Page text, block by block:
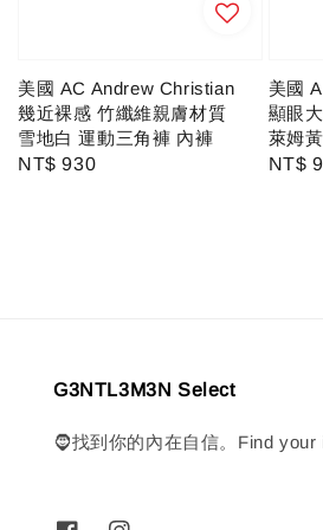
美國 AC Andrew Christian
幾近裸感 竹纖維親膚材質
雪地白 運動三角褲 內褲
Regular
NT$ 930
美國
顯眼
萊姆
NT$
G3NTL3M3N Select
🧔找到你的內在自信。Find